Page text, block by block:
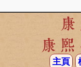
康
主頁